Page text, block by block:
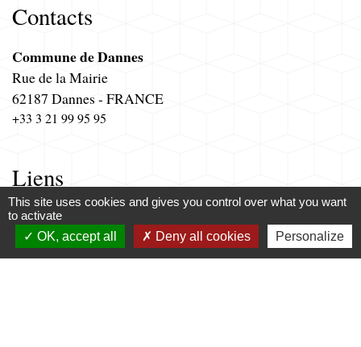
Contacts
Commune de Dannes
Rue de la Mairie
62187 Dannes - FRANCE
+33 3 21 99 95 95
Liens
Communauté de Communes
Agence EDF à proximité
Réseau de distribution d'électricité
This site uses cookies and gives you control over what you want
to activate
OK, accept all
Deny all cookies Personalize